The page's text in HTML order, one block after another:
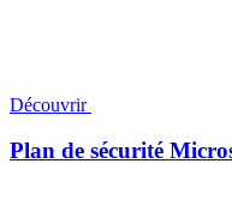
Découvrir
Plan de sécurité